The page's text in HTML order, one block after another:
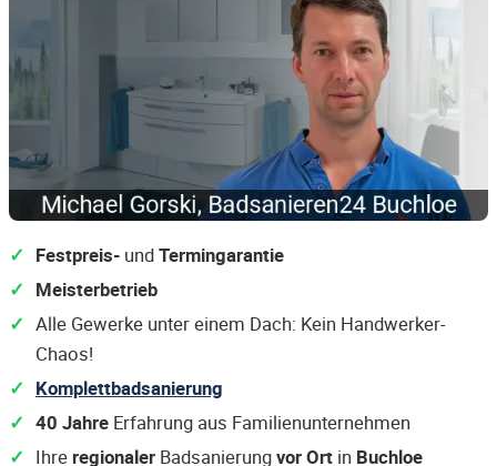
Festpreis- undTermingarantie
Meisterbetrieb
Alle Gewerke unter einem Dach: Kein Handwerker-
Chaos!
Komplettbadsanierung
40 Jahre Erfahrung aus Familienunternehmen
Ihre regionaler Badsanierungvor Ort in Buchloe